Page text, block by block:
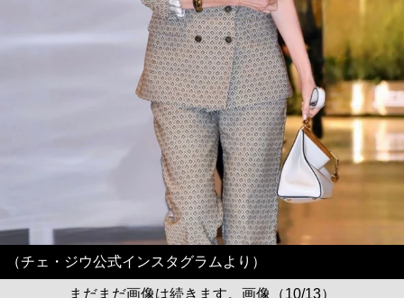
（チェ・ジウ公式インスタグラムより）
まだまだ画像は続きます。画像（10/13）